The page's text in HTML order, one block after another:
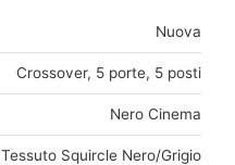
Nuova
Crossover, 5 porte, 5 posti
Nero Cinema
Tessuto Squircle Nero/Grigio